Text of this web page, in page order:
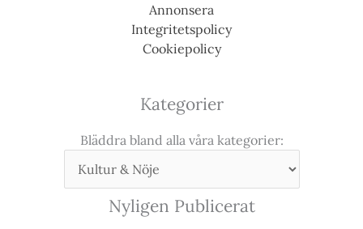
Annonsera
Integritetspolicy
Cookiepolicy
Kategorier
Bläddra bland alla våra kategorier:
Nyligen Publicerat